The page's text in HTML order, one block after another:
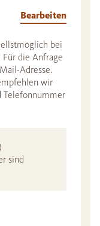
Bearbeiten
bei
die Anfrage
Adresse.
wir
Telefonnummer
sind